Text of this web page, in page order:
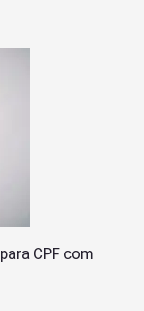
CPF com